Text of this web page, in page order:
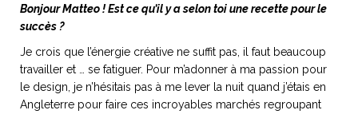
NOS ARTICLES ART ET DESIGN
de tous les
superlatifs
Bonjour Matteo ! Est ce qu’il y a selon toi une recette pour le
succès ?
Je crois que l’énergie créative ne suffit pas, il faut beaucoup
travailler et … se fatiguer. Pour m’adonner à ma passion pour
le design, je n’hésitais pas à me lever la nuit quand j’étais en
Angleterre pour faire ces incroyables marchés regroupant